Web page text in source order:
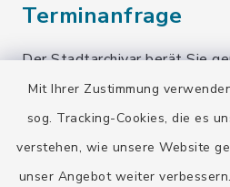
Mit Ihrer Zustimmung
sog. Tracking-Cookies, die es
verstehen, wie unsere Website
unser Angebot weiter
Terminanfrage
Der Stadtarchivar berät Sie
Sie einen Termin!
Terminanfrage senden